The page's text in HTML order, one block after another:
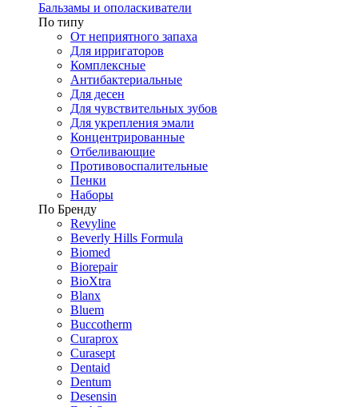
Бальзамы и ополаскиватели
По типу
От неприятного запаха
Для ирригаторов
Комплексные
Антибактериальные
Для десен
Для чувствительных зубов
Для укрепления эмали
Концентрированные
Отбеливающие
Противовоспалительные
Пенки
Наборы
По Бренду
Revyline
Beverly Hills Formula
Biomed
Biorepair
BioXtra
Blanx
Bluem
Buccotherm
Curaprox
Curasept
Dentaid
Dentum
Desensin